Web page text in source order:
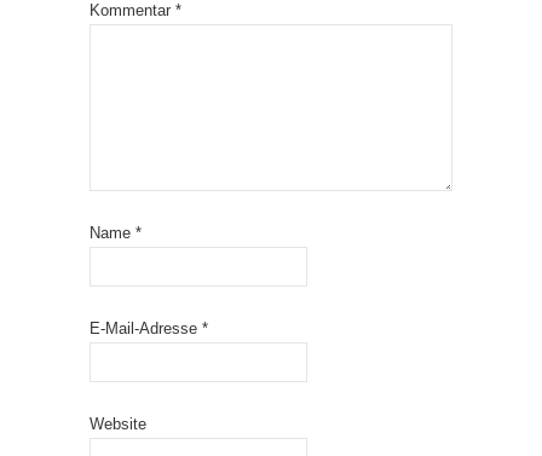
Kommentar *
Name *
E-Mail-Adresse *
Website